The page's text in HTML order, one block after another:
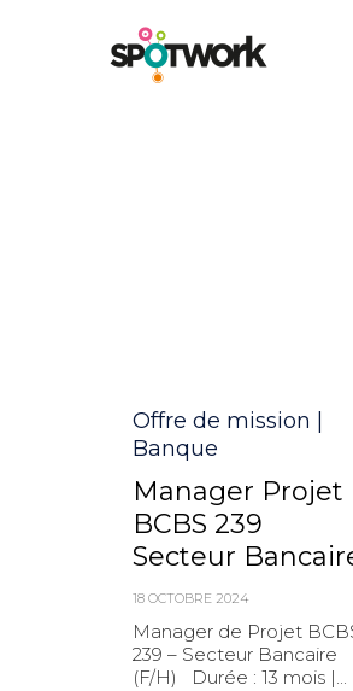
Catégorie
Offre de mission |
Banque
Manager Projet
BCBS 239
Secteur
18 OCTOBRE 2024
Manager de Projet
239 – Secteur Bancaire
(F/H) Durée : 13 mois |...